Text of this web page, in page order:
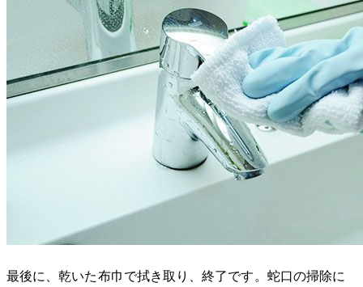
最後に、乾いた布巾で拭き取り、終了です。蛇口の掃除に